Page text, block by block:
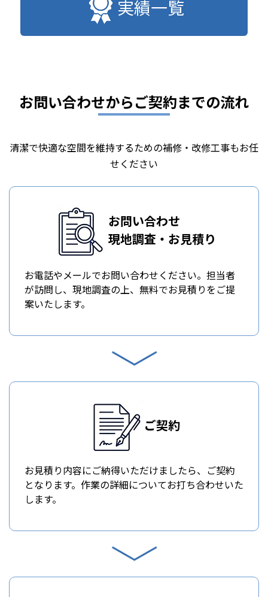
実績一覧
お問い合わせからご契約までの流れ
清潔で快適な空間を維持するための補修・改修工事もお任
せください
お問い合わせ
現地調査・お見積り
お電話やメールでお問い合わせください。担当者
が訪問し、現地調査の上、無料でお見積りをご提
案いたします。
ご契約
お見積り内容にご納得いただけましたら、ご契約
となります。作業の詳細についてお打ち合わせいた
します。